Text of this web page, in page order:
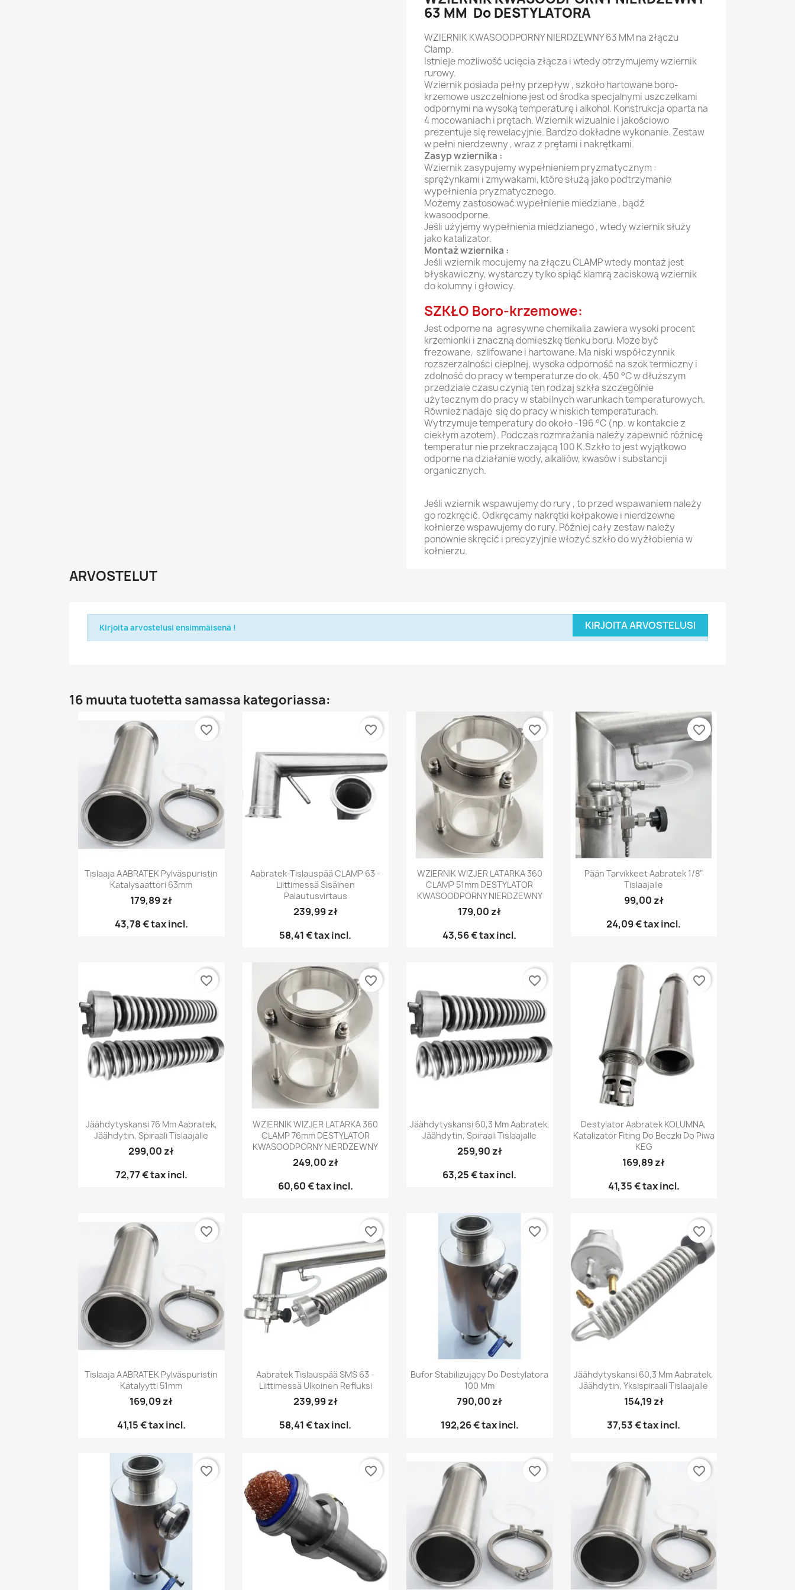
63 MM Do DESTYLATORA
WZIERNIK KWASOODPORNY NIERDZEWNY 63 MM na złączu
Clamp.
Istnieje możliwość ucięcia złącza i wtedy otrzymujemy wziernik
rurowy.
Wziernik posiada pełny przepływ , szkoło hartowane boro-
krzemowe uszczelnione jest od środka specjalnymi uszczelkami
odpornymi na wysoką temperaturę i alkohol. Konstrukcja oparta na
4 mocowaniach i prętach. Wziernik wizualnie i jakościowo
prezentuje się rewelacyjnie. Bardzo dokładne wykonanie. Zestaw
w pełni nierdzewny , wraz z prętami i nakrętkami.
Zasyp wziernika :
Wziernik zasypujemy wypełnieniem pryzmatycznym :
sprężynkami i zmywakami, które służą jako podtrzymanie
wypełnienia pryzmatycznego.
Możemy zastosować wypełnienie miedziane , bądź
kwasoodporne.
Jeśli użyjemy wypełnienia miedzianego , wtedy wziernik służy
jako katalizator.
Montaż wziernika :
Jeśli wziernik mocujemy na złączu CLAMP wtedy montaż jest
błyskawiczny, wystarczy tylko spiąć klamrą zaciskową wziernik
do kolumny i głowicy.
SZKŁO Boro-krzemowe:
Jest odporne na agresywne chemikalia zawiera wysoki procent
krzemionki i znaczną domieszkę tlenku boru. Może być
frezowane, szlifowane i hartowane. Ma niski współczynnik
rozszerzalności cieplnej, wysoka odporność na szok termiczny i
zdolność do pracy w temperaturze do ok. 450 °C w dłuższym
przedziale czasu czynią ten rodzaj szkła szczególnie
użytecznym do pracy w stabilnych warunkach temperaturowych.
Również nadaje się do pracy w niskich temperaturach.
Wytrzymuje temperatury do około -196 °C (np. w kontakcie z
ciekłym azotem). Podczas rozmrażania należy zapewnić różnicę
temperatur nie przekraczającą 100 K.Szkło to jest wyjątkowo
odporne na działanie wody, alkaliów, kwasów i substancji
organicznych.
Jeśli wziernik wspawujemy do rury , to przed wspawaniem należy
go rozkręcić. Odkręcamy nakrętki kołpakowe i nierdzewne
kołnierze wspawujemy do rury. Później cały zestaw należy
ponownie skręcić i precyzyjnie włożyć szkło do wyżłobienia w
kołnierzu.
ARVOSTELUT
KIRJOITA ARVOSTELUSI
Kirjoita arvostelusi ensimmäisenä !
16 muuta tuotetta samassa kategoriassa:
Pikakatselu
Tislaaja AABRATEK Pylväspuristin
Katalysaattori 63mm
179,89 zł
43,78 €tax incl.
favorite_border
Pikakatselu
Aabratek-Tislauspää CLAMP 63 -
Liittimessä Sisäinen
Palautusvirtaus
239,99 zł
58,41 €tax incl.
favorite_border
Pikakatselu
WZIERNIK WIZJER LATARKA 360
CLAMP 51mm DESTYLATOR
KWASOODPORNY NIERDZEWNY
179,00 zł
43,56 €tax incl.
favorite_border
Pikakatselu
Pään Tarvikkeet Aabratek 1/8"
Tislaajalle
99,00 zł
24,09 €tax incl.
favorite_border
Pikakatselu
Jäähdytyskansi 76 Mm Aabratek,
Jäähdytin, Spiraali Tislaajalle
299,00 zł
72,77 €tax incl.
favorite_border
Pikakatselu
WZIERNIK WIZJER LATARKA 360
CLAMP 76mm DESTYLATOR
KWASOODPORNY NIERDZEWNY
249,00 zł
60,60 €tax incl.
favorite_border
Pikakatselu
Jäähdytyskansi 60,3 Mm Aabratek,
Jäähdytin, Spiraali Tislaajalle
259,90 zł
63,25 €tax incl.
favorite_border
Pikakatselu
Destylator Aabratek KOLUMNA,
Katalizator Fiting Do Beczki Do Piwa
KEG
169,89 zł
41,35 €tax incl.
favorite_border
Pikakatselu
Tislaaja AABRATEK Pylväspuristin
Katalyytti 51mm
169,09 zł
41,15 €tax incl.
favorite_border
Pikakatselu
Aabratek Tislauspää SMS 63 -
Liittimessä Ulkoinen Refluksi
239,99 zł
58,41 €tax incl.
favorite_border
Pikakatselu
Bufor Stabilizujący Do Destylatora
100 Mm
790,00 zł
192,26 €tax incl.
favorite_border
Pikakatselu
Jäähdytyskansi 60,3 Mm Aabratek,
Jäähdytin, Yksispiraali Tislaajalle
154,19 zł
37,53 €tax incl.
favorite_border
favorite_border favorite_border favorite_border favorite_border